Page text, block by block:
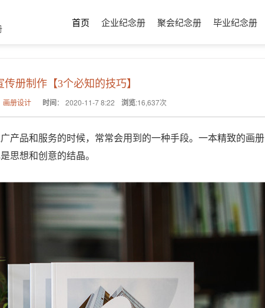
首页 企业纪念册 聚会纪念册 毕业纪念册
册制作【3个必知的技巧】
画册设计 时间： 2020-11-7 8:22 浏览:16,637次
产品和服务的时候，常常会用到的一种手段。一本精致的画册
思想和创意的结晶。